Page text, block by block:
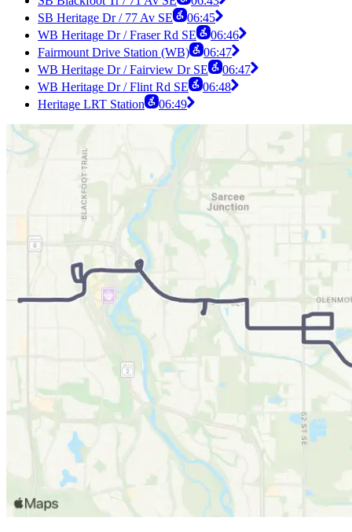
SB Heritage Dr / 77 Av SE
06:45
WB Heritage Dr / Fraser Rd SE
06:46
Fairmount Drive Station (WB)
06:47
WB Heritage Dr / Fairview Dr SE
06:47
WB Heritage Dr / Flint Rd SE
06:48
Heritage LRT Station
06:49